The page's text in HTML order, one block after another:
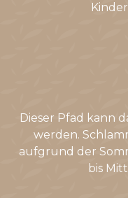
Dieser Pfad kann
werden.
aufgrund der
bis